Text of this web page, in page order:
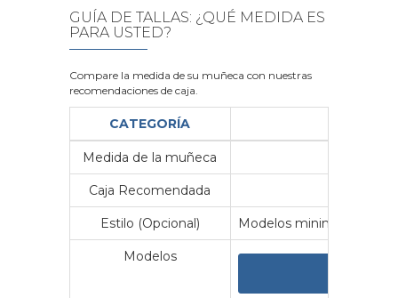
GUÍA DE TALLAS: ¿QUÉ MEDIDA ES
PARA USTED?
Compare la medida de su muñeca con nuestras
recomendaciones de caja.
CATEGORÍA
Medida de la muñeca
Caja Recomendada
Estilo (Opcional) Modelos minimalistas y
Modelos